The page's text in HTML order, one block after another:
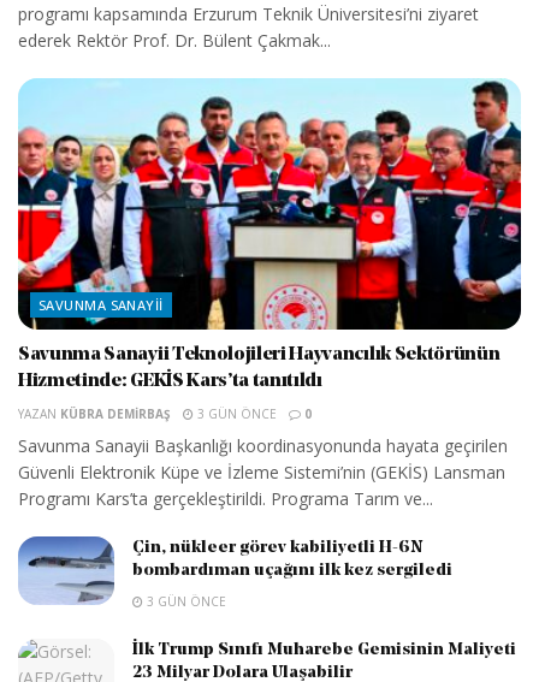
programı kapsamında Erzurum Teknik Üniversitesi’ni ziyaret
ederek Rektör Prof. Dr. Bülent Çakmak...
SAVUNMA SANAYII
Savunma Sanayii Teknolojileri Hayvancılık Sektörünün
Hizmetinde: GEKİS Kars’ta tanıtıldı
YAZAN KÜBRA DEMIRBAŞ 3 GÜN ÖNCE 0
Savunma Sanayii Başkanlığı koordinasyonunda hayata geçirilen
Güvenli Elektronik Küpe ve İzleme Sistemi’nin (GEKİS) Lansman
Programı Kars’ta gerçekleştirildi. Programa Tarım ve...
Çin, nükleer görev kabiliyetli H-6N
bombardıman uçağını ilk kez sergiledi
3 GÜN ÖNCE
İlk Trump Sınıfı Muharebe Gemisinin Maliyeti
23 Milyar Dolara Ulaşabilir